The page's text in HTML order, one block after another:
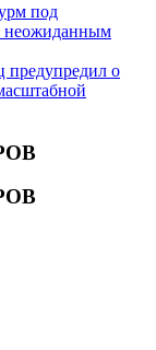
под
неожиданным
о